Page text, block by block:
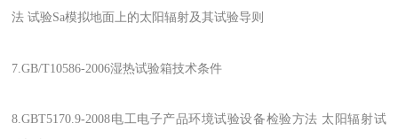
法 试验Sa模拟地面上的太阳辐射及其试验导则
7.GB/T10586-2006湿热试验箱技术条件
8.GBT5170.9-2008电工电子产品环境试验设备检验方法 太阳辐射试